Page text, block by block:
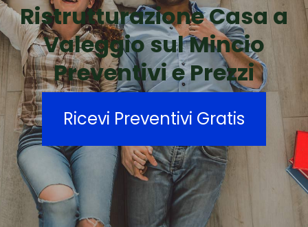
Ristrutturazione Casa a
Valeggio sul Mincio
Preventivi e Prezzi
Ricevi Preventivi Gratis